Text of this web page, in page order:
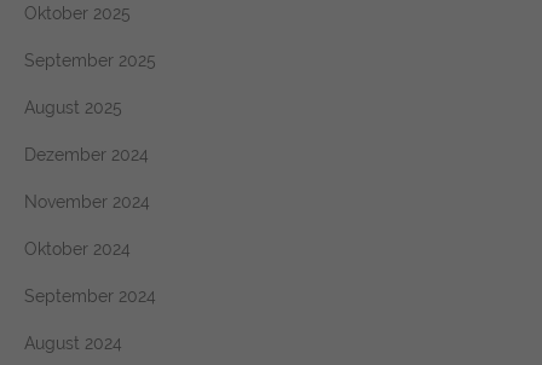
Oktober 2025
September 2025
August 2025
Dezember 2024
November 2024
Oktober 2024
September 2024
August 2024